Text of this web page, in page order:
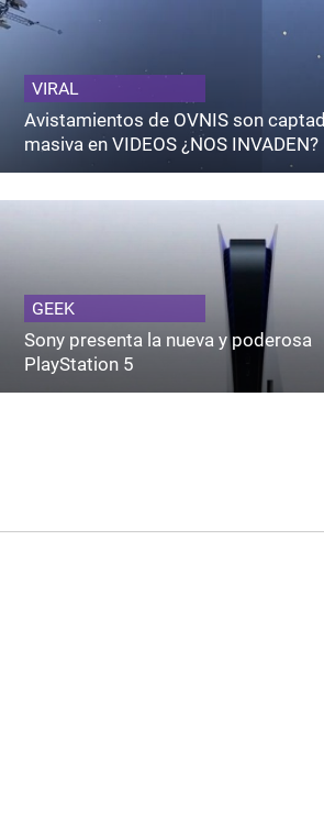
VIRAL
Avistamientos de OVNIS son
masiva en VIDEOS ¿NOS INVADEN?
GEEK
Sony presenta la nueva y poderosa
PlayStation 5